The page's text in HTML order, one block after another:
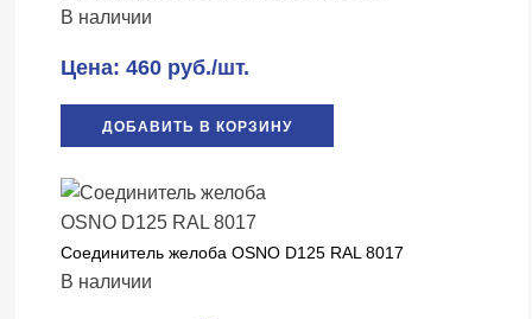
В наличии
Цена: 460 руб./шт.
ДОБАВИТЬ В КОРЗИНУ
Соединитель желоба OSNO D125 RAL 8017
В наличии